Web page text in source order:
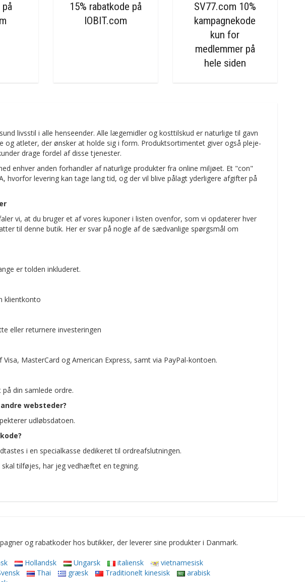
på
15% rabatkode på
IOBIT.com
SV77.com 10%
kampagnekode
kun for
medlemmer på
hele siden
livsstil i alle henseender. Alle lægemidler og kosttilskud er naturlige til gavn
og atleter, der ønsker at holde sig i form. Produktsortimentet giver også pleje-
drage fordel af disse tjenester.
enhver anden forhandler af naturlige produkter fra online miljøet. Et "con"
hvorfor levering kan tage lang tid, og der vil blive pålagt yderligere afgifter på
vi, at du bruger et af vores kuponer i listen ovenfor, som vi opdaterer hver
til denne butik. Her er svar på nogle af de sædvanlige spørgsmål om
er tolden inkluderet.
klientkonto
eller returnere investeringen
MasterCard og American Express, samt via PayPal-kontoen.
din samlede ordre.
websteder?
udløbsdatoen.
i en specialkasse dedikeret til ordreafslutningen.
tilføjes, har jeg vedhæftet en tegning.
og rabatkoder hos butikker, der leverer sine produkter i Danmark.
Hollandsk Ungarsk italiensk
vietnamesisk
Thai græsk Traditionelt kinesisk
arabisk